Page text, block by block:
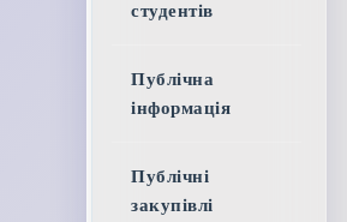
студентів
Публічна
інформація
Публічні
закупівлі